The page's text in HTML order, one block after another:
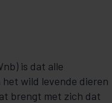
is dat alle
het wild levende dieren
brengt met zich dat